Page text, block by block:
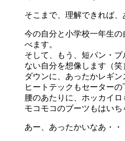
そこまで、理解できれば、
今の自分と小学校一年生
べます。
そして、もう、短パン・ ブ
ない自分を想像します（笑
ダウンに、あったかレギン
ヒートテックもセーターの
腰のあたりに、ホッカイロ
モコモコのブーツもはいち
あー、あったかいなあ・・